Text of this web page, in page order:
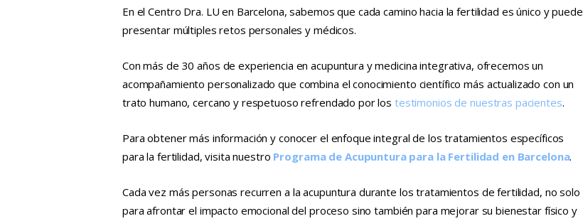
En el Centro Dra. LU en Barcelona, sabemos que cada camino hacia la fertilidad es único y puede
presentar múltiples retos personales y médicos.
Con más de 30 años de experiencia en acupuntura y medicina integrativa, ofrecemos un
acompañamiento personalizado que combina el conocimiento científico más actualizado con un
trato humano, cercano y respetuoso refrendado por los testimonios de nuestras pacientes.
Para obtener más información y conocer el enfoque integral de los tratamientos específicos
para la fertilidad, visita nuestro Programa de Acupuntura para la Fertilidad en Barcelona.
Cada vez más personas recurren a la acupuntura durante los tratamientos de fertilidad, no solo
para afrontar el impacto emocional del proceso sino también para mejorar su bienestar físico y